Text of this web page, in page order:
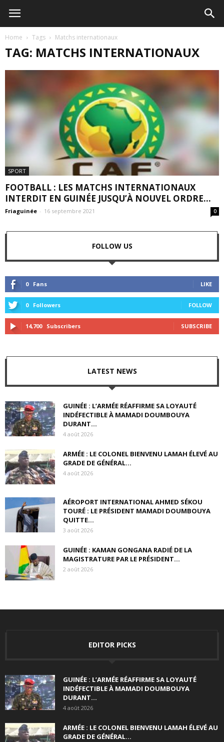
Home Tags Matchs internationaux
TAG: MATCHS INTERNATIONAUX
SPORT
FOOTBALL : LES MATCHS INTERNATIONAUX
INTERDIT EN GUINÉE JUSQU’À NOUVEL ORDRE...
Friaguinée - 16 septembre 2021 0
FOLLOW US
0 Fans LIKE
0 Followers FOLLOW
14,700 Subscribers SUBSCRIBE
LATEST NEWS
GUINÉE : L’ARMÉE RÉAFFIRME SA LOYAUTÉ
INDÉFECTIBLE À MAMADI DOUMBOUYA
DURANT...
4 août 2026
ARMÉE : LE COLONEL BIENVENU LAMAH ÉLEVÉ AU
GRADE DE GÉNÉRAL...
4 août 2026
AÉROPORT INTERNATIONAL AHMED SÉKOU
TOURÉ : LE PRÉSIDENT MAMADI DOUMBOUYA
QUITTE...
3 août 2026
GUINÉE : KAMAN GONGANA RADIÉ DE LA
MAGISTRATURE PAR LE PRÉSIDENT...
2 août 2026
EDITOR PICKS
GUINÉE : L’ARMÉE RÉAFFIRME SA LOYAUTÉ
INDÉFECTIBLE À MAMADI DOUMBOUYA
DURANT...
4 août 2026
ARMÉE : LE COLONEL BIENVENU LAMAH ÉLEVÉ AU
GRADE DE GÉNÉRAL...